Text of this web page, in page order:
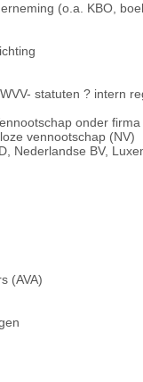
(o.a. KBO,
statuten ? intern
onder
vennootschap (NV)
Nederlandse BV,
(AVA)